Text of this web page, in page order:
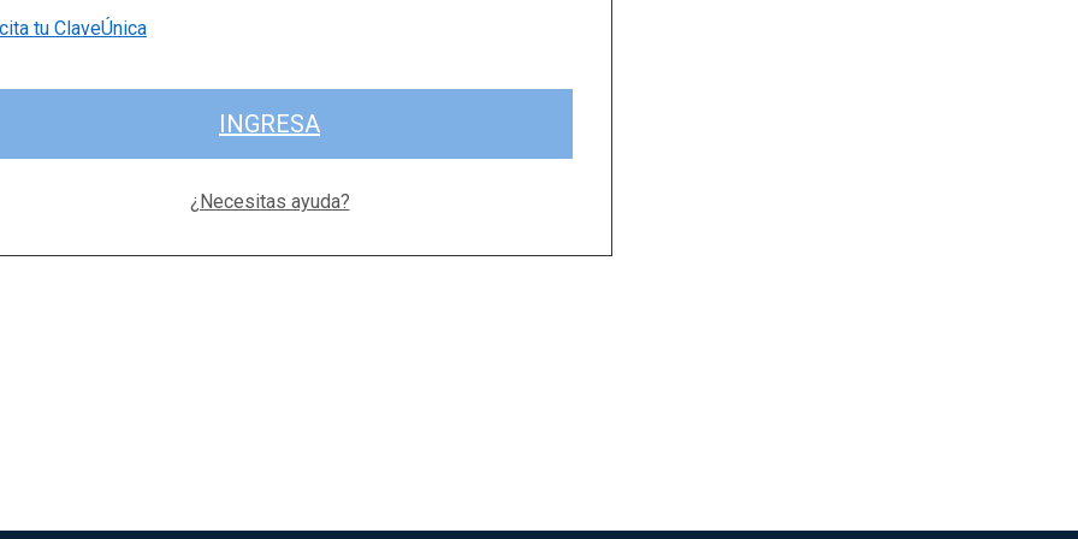
tu ClaveÚnica
INGRESA
¿Necesitas ayuda?